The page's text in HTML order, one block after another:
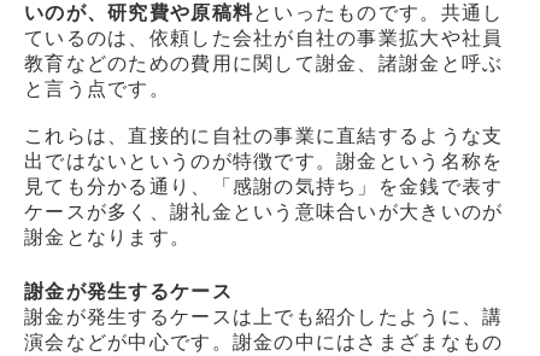
いのが、研究費や原稿料といったものです。共通し
ているのは、依頼した会社が自社の事業拡大や社員
教育などのための費用に関して謝金、諸謝金と呼ぶ
と言う点です。
これらは、直接的に自社の事業に直結するような支
出ではないというのが特徴です。謝金という名称を
見ても分かる通り、「感謝の気持ち」を金銭で表す
ケースが多く、謝礼金という意味合いが大きいのが
謝金となります。
謝金が発生するケース
謝金が発生するケースは上でも紹介したように、講
演会などが中心です。謝金の中にはさまざまなもの